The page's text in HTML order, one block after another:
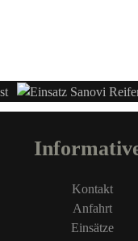
Kontakt
Anfahrt
Einsätze